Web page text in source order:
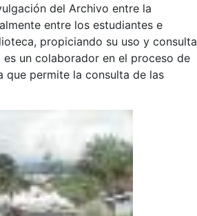
del Archivo entre la
entre los estudiantes e
propiciando su uso y consulta
un colaborador en el proceso de
permite la consulta de las